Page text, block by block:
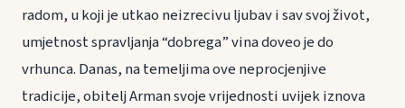
radom, u koji je utkao neizrecivu ljubav i sav svoj život,
umjetnost spravljanja “dobrega” vina doveo je do
vrhunca. Danas, na temeljima ove neprocjenjive
tradicije, obitelj Arman svoje vrijednosti uvijek iznova